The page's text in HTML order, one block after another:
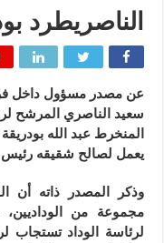
الناصريطرد
عن مصدر مسؤول داخل
سعيد الناصري المرشح
المنخرط عبد الله
يعمل لصالح شقيقه رئيس
وذكر المصدر ذاته أن
مجموعة من
لرئاسة الوداد تستجاب